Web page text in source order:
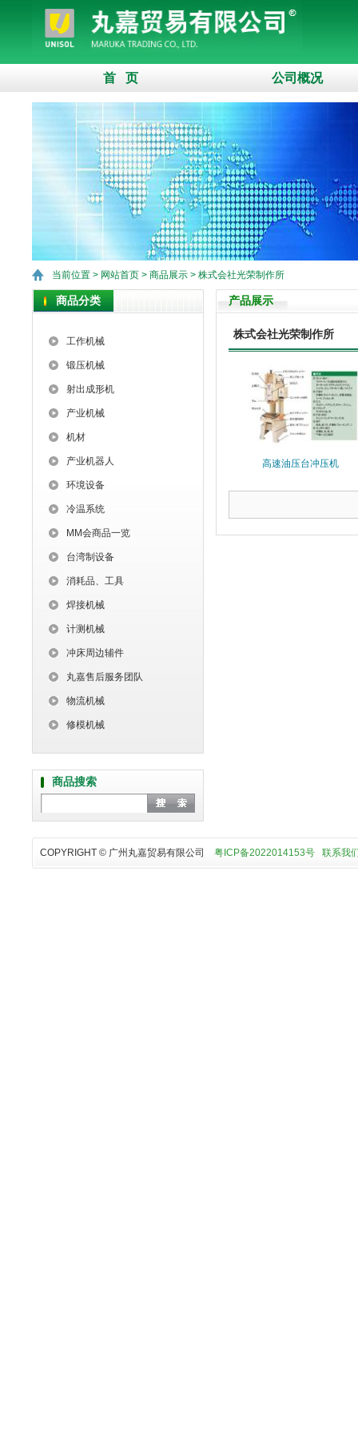
首 页 公司概况
当前位置 > 网站首页 > 商品展示 > 株式会社光荣制作所
商品分类
工作机械
锻压机械
射出成形机
产业机械
机材
产业机器人
环境设备
冷温系统
MM会商品一览
台湾制设备
消耗品、工具
焊接机械
计测机械
冲床周边辅件
丸嘉售后服务团队
物流机械
修模机械
商品搜索
产品展示
株式会社光荣制作所
高速油压台冲压机
COPYRIGHT © 广州丸嘉贸易有限公司 粤ICP备2022014153号 联系我